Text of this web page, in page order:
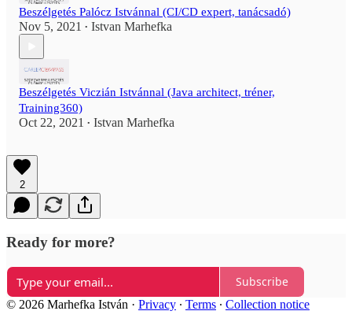
Beszélgetés Palócz Istvánnal (CI/CD expert, tanácsadó)
Nov 5, 2021 • Istvan Marhefka
Beszélgetés Viczián Istvánnal (Java architect, tréner,
Training360)
Oct 22, 2021 • Istvan Marhefka
2
Ready for more?
Subscribe
© 2026 Marhefka István · Privacy ∙ Terms ∙ Collection notice